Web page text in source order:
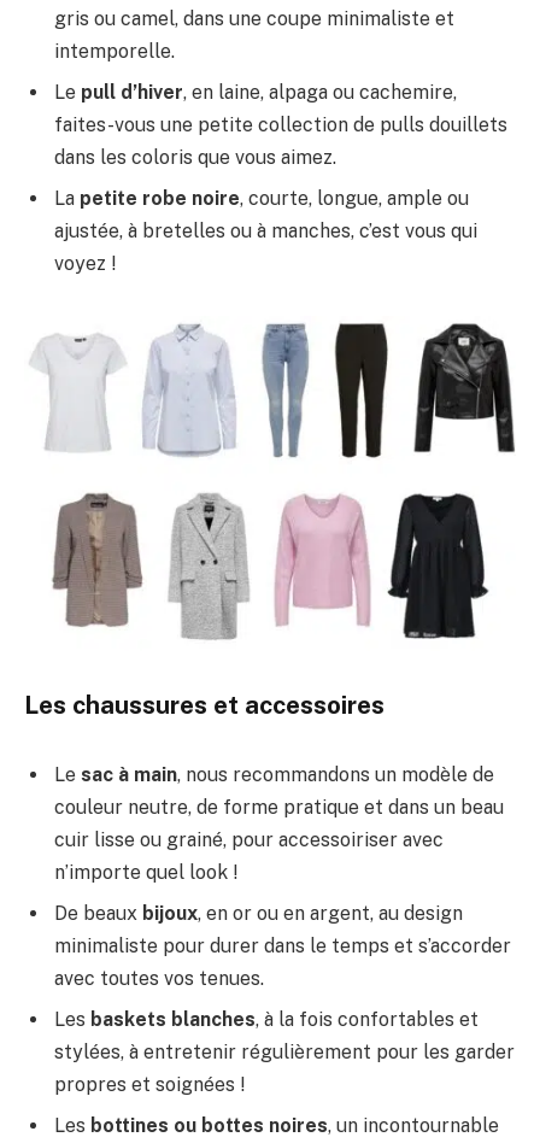
gris ou camel, dans une coupe minimaliste et
intemporelle.
Le pull d’hiver, en laine, alpaga ou cachemire,
faites-vous une petite collection de pulls douillets
dans les coloris que vous aimez.
La petite robe noire, courte, longue, ample ou
ajustée, à bretelles ou à manches, c’est vous qui
voyez !
Les chaussures et accessoires
Le sac à main, nous recommandons un modèle de
couleur neutre, de forme pratique et dans un beau
cuir lisse ou grainé, pour accessoiriser avec
n’importe quel look !
De beaux bijoux, en or ou en argent, au design
minimaliste pour durer dans le temps et s’accorder
avec toutes vos tenues.
Les baskets blanches, à la fois confortables et
stylées, à entretenir régulièrement pour les garder
propres et soignées !
Les bottines ou bottes noires, un incontournable